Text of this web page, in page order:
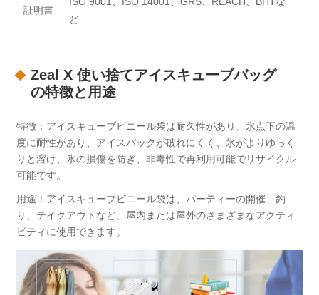
証明書
ど
Zeal X 使い捨てアイスキューブバッグ
の特徴と用途
特徴：アイスキューブビニール袋は耐久性があり、氷点下の温
度に耐性があり、アイスパックが破れにくく、氷がよりゆっく
りと溶け、氷の損傷を防ぎ、非毒性で再利用可能でリサイクル
可能です。
用途：アイスキューブビニール袋は、パーティーの開催、釣
り、テイクアウトなど、屋内または屋外のさまざまなアクティ
ビティに使用できます。